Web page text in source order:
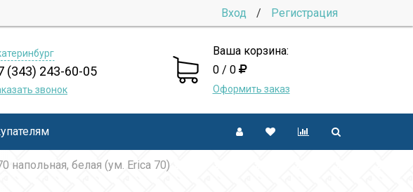
Вход / Регистрация
(343) 243-60-05
звонок
Ваша корзина:
0 / 0
Оформить заказ
напольная, белая (ум. Erica 70)